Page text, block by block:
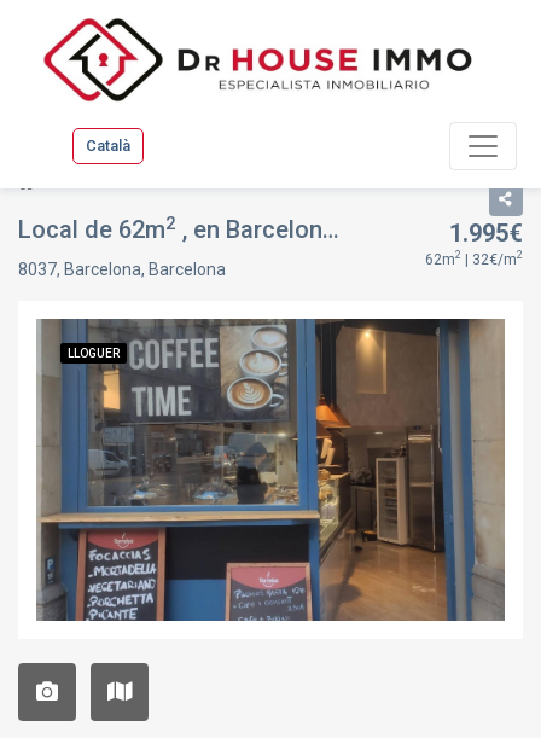
Català
Local de 62m2 , en Barcelona, Eixample, Barcelona
8037, Barcelona, Barcelona
1.995€
62m2 | 32€/m2
LLOGUER